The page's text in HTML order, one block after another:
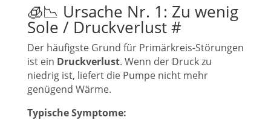
🧊📉 Ursache Nr. 1: Zu wenig
Sole / Druckverlust#
Der häufigste Grund für Primärkreis-Störungen
ist ein Druckverlust. Wenn der Druck zu
niedrig ist, liefert die Pumpe nicht mehr
genügend Wärme.
Typische Symptome: